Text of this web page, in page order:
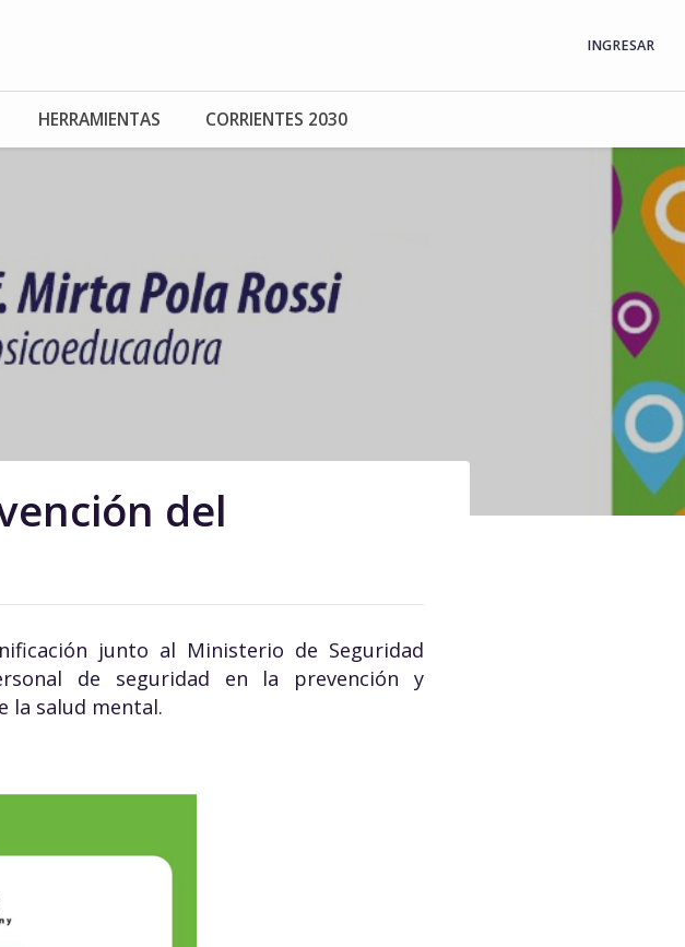
INGRESAR
HERRAMIENTAS CORRIENTES 2030
del
junto al Ministerio de Seguridad
de seguridad en la prevención y
la salud mental.